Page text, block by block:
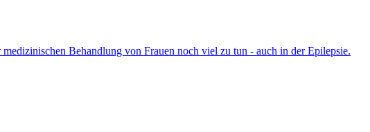
Behandlung von Frauen noch viel zu tun - auch in der Epilepsie.